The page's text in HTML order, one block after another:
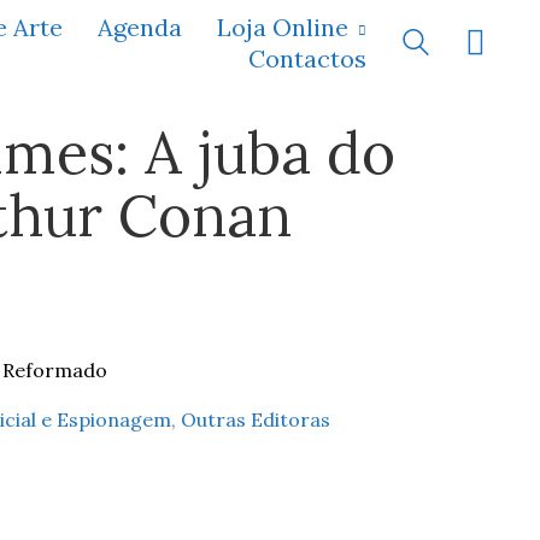
Arte Agenda
Loja Online
Contactos
A juba do
Conan
e Espionagem, Outras Editoras